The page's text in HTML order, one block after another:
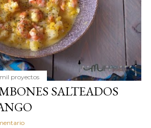
proyectos
SALTEADOS